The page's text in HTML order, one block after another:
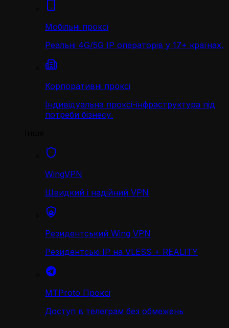
Мобільні проксі
Реальні 4G/5G IP операторів у 17+ країнах.
Корпоративні проксі
Індивідуальна проксі-інфраструктура під
потреби бізнесу.
WingVPN
Швидкий і надійний VPN
Резидентський Wing VPN
Резидентські IP на VLESS + REALITY
MTProto Проксі
Доступ в телеграм без обмежень